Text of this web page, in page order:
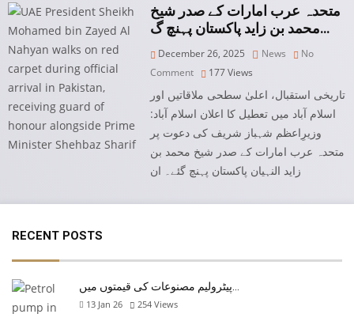
متحدہ عرب امارات کے صدر شیخ
محمد بن زاید پاکستان پہنچ گ…
December 26, 2025 News
No
Comment
177Views
تاریخی استقبال، اعلیٰ سطحی ملاقاتیں اور
اسلام آباد میں تعطیل کا اعلان اسلام آباد:
وزیرِاعظم شہباز شریف کی دعوت پر
متحدہ عرب امارات کے صدر شیخ محمد بن
زاید النہیان پاکستان پہنچ گئے۔ ان
RECENT POSTS
13 Jan 26 254 Views